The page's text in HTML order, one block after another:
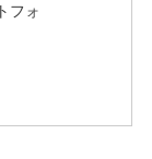
フォ